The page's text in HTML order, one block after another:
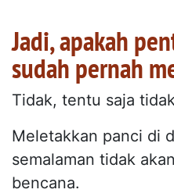
Jadi, apakah
sudah pernah
Tidak, tentu saja
Meletakkan panci di
semalaman tidak
bencana.